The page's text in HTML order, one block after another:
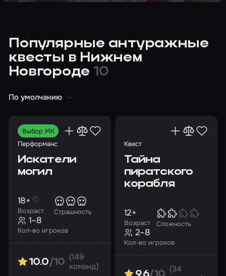
Популярные антуражные
квесты в Нижнем
Новгороде 10
По умолчанию
Выбор МК
Перформанс
Искатели
могил
Возраст
18+
Страшность
Кол-во игроков
1–8
10.0/10
(149
команд)
Квест
Тайна
пиратского
корабля
Возраст
12+
Сложность
Кол-во игроков
2–8
(34